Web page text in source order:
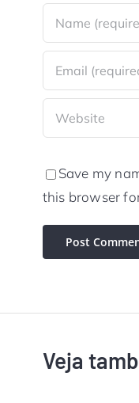
Save my
this browser
Veja